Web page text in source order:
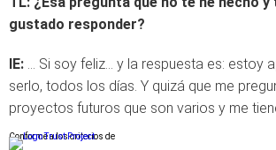
gustado responder?
IE: … Si soy feliz… y la respuesta es: estoy
serlo, todos los días. Y quizá que me
proyectos futuros que son varios y me
Conforme a los criterios de